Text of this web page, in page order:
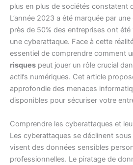
plus en plus de sociétés constatent
L’année 2023 a été marquée par
près de 50% des entreprises ont été
une cyberattaque. Face à cette
essentiel de comprendre comment
risques peut jouer un rôle crucial
actifs numériques. Cet article
approfondie des menaces
disponibles pour sécuriser votre
Comprendre les cyberattaques et
Les cyberattaques se déclinent
visent des données sensibles
professionnelles. Le piratage de